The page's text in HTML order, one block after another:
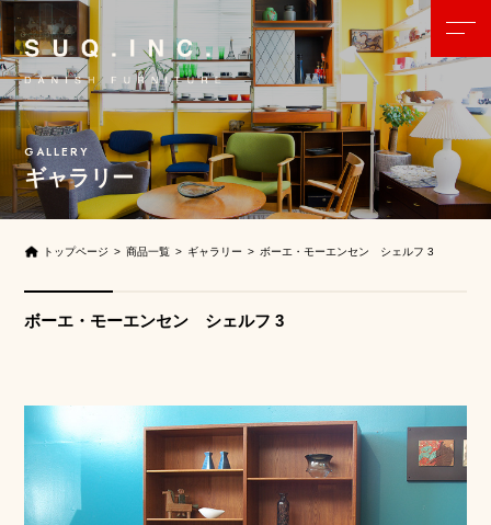
ギャラリー
トップページ 商品一覧 ギャラリー ボーエ・モーエンセン シェルフ 3
ボーエ・モーエンセン シェルフ 3